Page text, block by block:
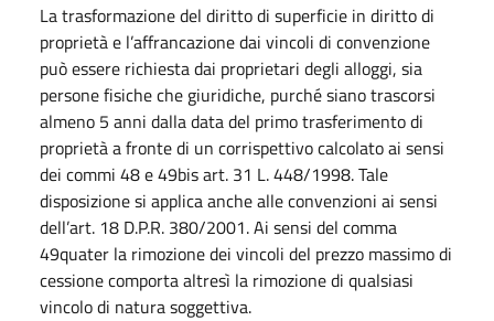
La trasformazione del diritto di superficie in diritto di
proprietà e l’affrancazione dai vincoli di convenzione
può essere richiesta dai proprietari degli alloggi, sia
persone fisiche che giuridiche, purché siano trascorsi
almeno 5 anni dalla data del primo trasferimento di
proprietà a fronte di un corrispettivo calcolato ai sensi
dei commi 48 e 49bis art. 31 L. 448/1998. Tale
disposizione si applica anche alle convenzioni ai sensi
dell’art. 18 D.P.R. 380/2001. Ai sensi del comma
49quater la rimozione dei vincoli del prezzo massimo di
cessione comporta altresì la rimozione di qualsiasi
vincolo di natura soggettiva.